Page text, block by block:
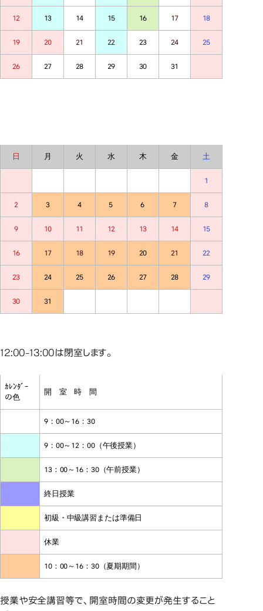
12 13 14 15 16 17 18
19 20 21 22 23 24 25
26 27 28 29 30 31
日 月 火 水 木 金 土
1
2 3 4 5 6 7 8
9 10 11 12 13 14 15
16 17 18 19 20 21 22
23 24 25 26 27 28 29
30 31
12:00-13:00は閉室します。
ｶﾚﾝﾀﾞｰ
の色
開 室 時 間
9：00～16：30
9：00～12：00（午後授業）
13：00～16：30（午前授業）
終日授業
初級・中級講習または準備日
休業
10：00～16：30（夏期期間）
授業や安全講習等で、開室時間の変更が発生すること